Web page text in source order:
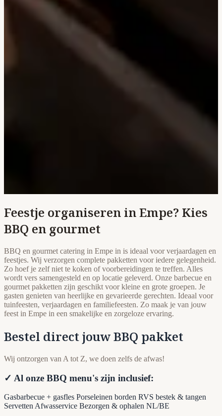
Feestje organiseren in Empe? Kies
BBQ en gourmet
BBQ en gourmet catering in Empe in is ideaal voor verjaardagen en
feestjes. Wij verzorgen complete pakketten voor iedere gelegenheid.
Zo hoef je zelf niet te koken of voorbereidingen te treffen. Alles
wordt vers samengesteld en op locatie geleverd. Onze barbecue en
gourmet pakketten zijn geschikt voor kleine en grote groepen. Je
gasten genieten van heerlijke en gevarieerde gerechten. Ideaal voor
tuinfeesten, verjaardagen en familiefeesten. Zo maak je van jouw
feest in Empe in een smakelijke en zorgeloze ervaring.
Bestel direct jouw BBQ pakket
Wij ontzorgen van A tot Z, we doen zelfs de afwas!
✓ Al onze BBQ menu's zijn inclusief:
Gasbarbecue + gasfles Porseleinen borden RVS bestek & tangen
Servetten Afwasservice Bezorgen & ophalen NL/BE